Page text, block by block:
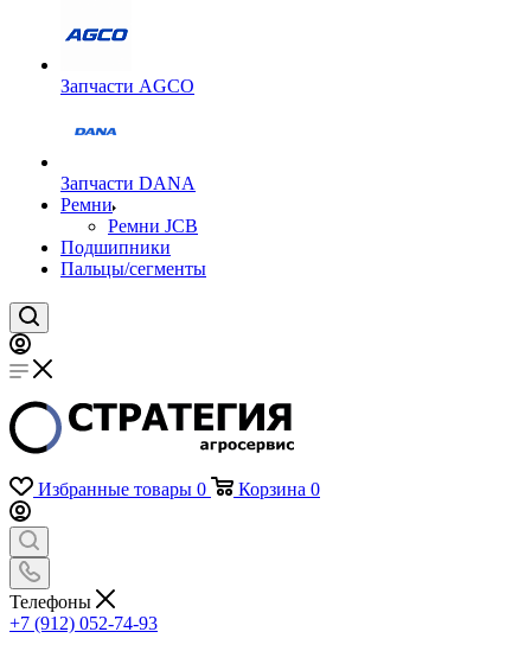
Запчасти AGCO
Запчасти DANA
Ремни
Ремни JCB
Подшипники
Пальцы/сегменты
Избранные товары 0 Корзина 0
Телефоны
+7 (912) 052-74-93